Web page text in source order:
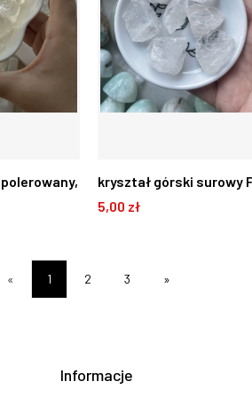
kryształ górski surowy
5,00 zł
« 1 2 3 »
Informacje